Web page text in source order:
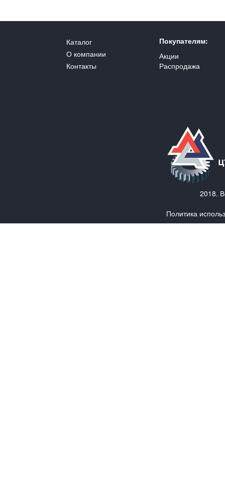
Каталог
О компании
Контакты
Покупателям:
Акции
Распродажа
2018.
Политика